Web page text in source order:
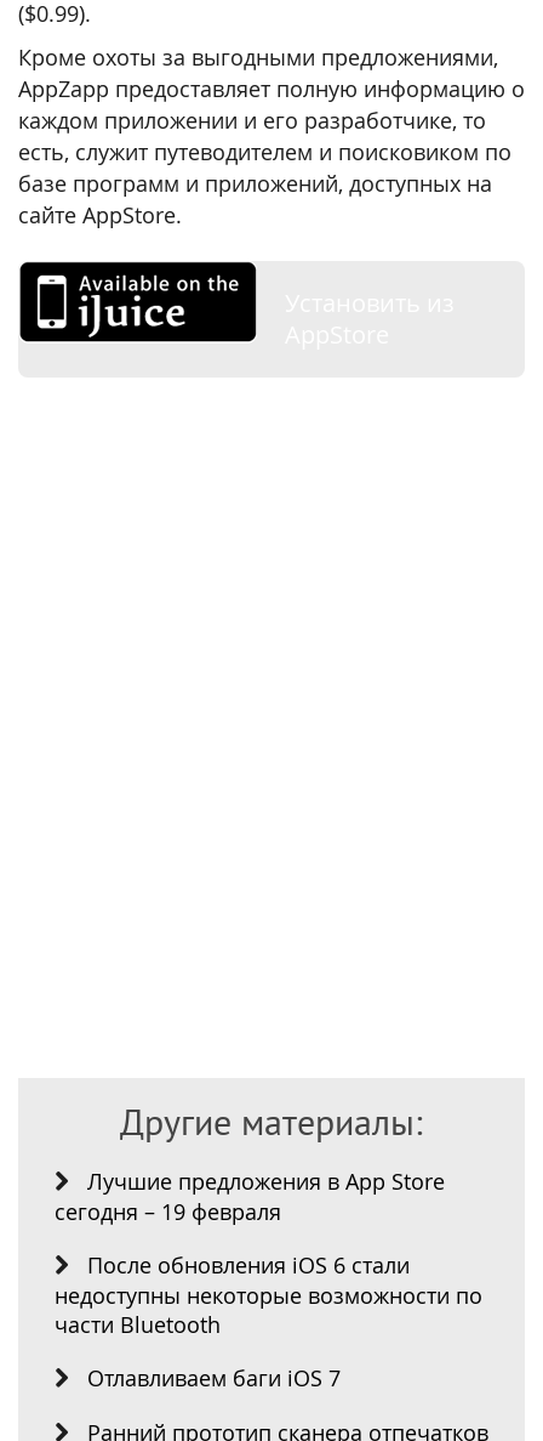
($0.99).
Кроме охоты за выгодными предложениями,
AppZapp предоставляет полную информацию о
каждом приложении и его разработчике, то
есть, служит путеводителем и поисковиком по
базе программ и приложений, доступных на
сайте AppStore.
Другие материалы:
Лучшие предложения в App Store
сегодня – 19 февраля
После обновления iOS 6 стали
недоступны некоторые возможности по
части Bluetooth
Отлавливаем баги iOS 7
Ранний прототип сканера отпечатков